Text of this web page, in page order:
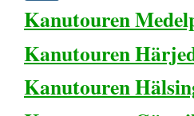
Kanutouren
Kanutouren
Kanutouren